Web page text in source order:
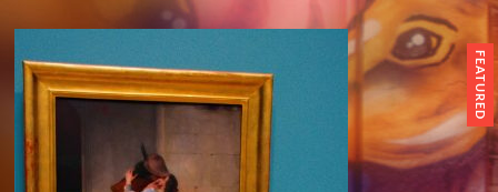
–
Octobre
FEATURED